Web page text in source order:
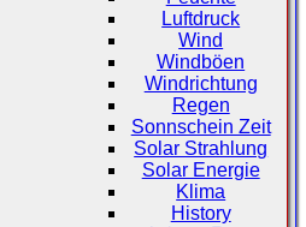
Luftdruck
Wind
Windböen
Windrichtung
Regen
Sonnschein Zeit
Solar Strahlung
Solar Energie
Klima
History